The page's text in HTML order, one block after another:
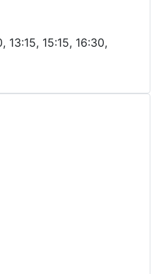
13:15, 15:15, 16:30,